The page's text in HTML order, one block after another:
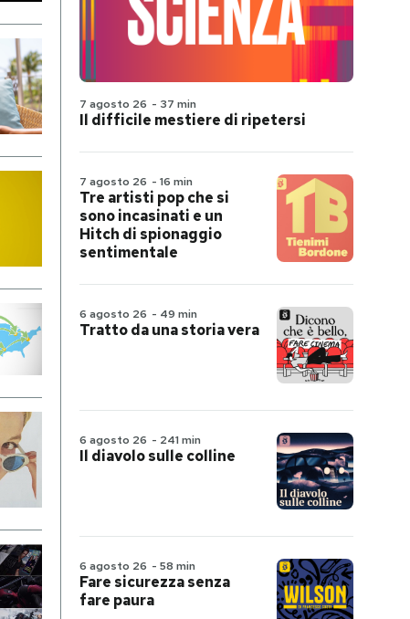
7 agosto 26 - 37 min
Il difficile mestiere di ripetersi
7 agosto 26 - 16 min
Tre artisti pop che si
sono incasinati e un
Hitch di spionaggio
sentimentale
6 agosto 26 - 49 min
Tratto da una storia vera
6 agosto 26 - 241 min
Il diavolo sulle colline
6 agosto 26 - 58 min
Fare sicurezza senza
fare paura